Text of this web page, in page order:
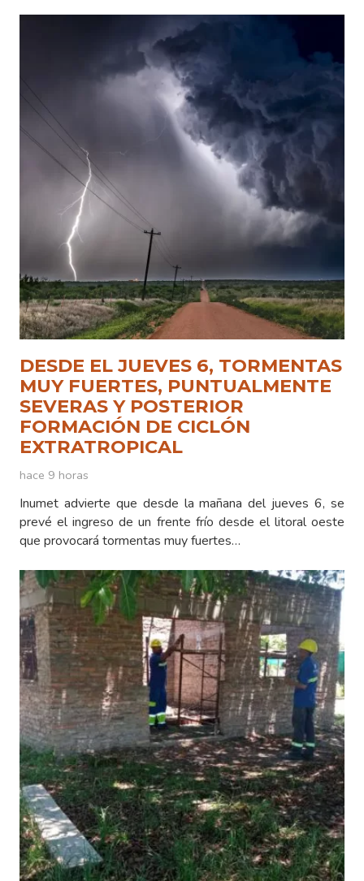
DESDE EL JUEVES 6, TORMENTAS
MUY FUERTES, PUNTUALMENTE
SEVERAS Y POSTERIOR
FORMACIÓN DE CICLÓN
EXTRATROPICAL
hace 9 horas
Inumet advierte que desde la mañana del jueves 6, se
prevé el ingreso de un frente frío desde el litoral oeste
que provocará tormentas muy fuertes…